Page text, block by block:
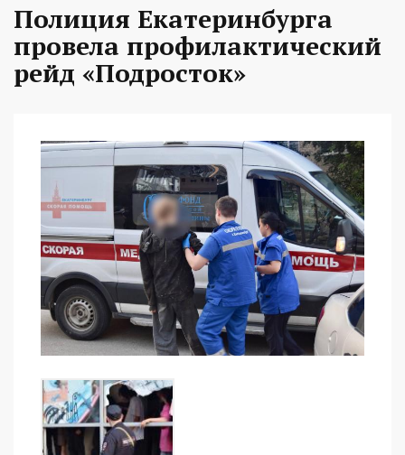
Полиция Екатеринбурга
провела профилактический
рейд «Подросток»